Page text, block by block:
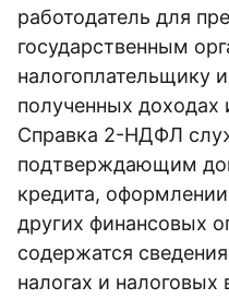
работодатель для
государственным
налогоплательщику
полученных доходах
Справка 2-НДФЛ
подтверждающим
кредита,
других финансовых
содержатся
налогах и налоговых